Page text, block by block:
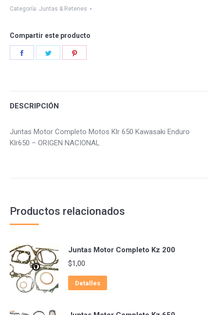
Categoría: Juntas & Retenes
Compartir este producto
DESCRIPCIÓN
Juntas Motor Completo Motos Klr 650 Kawasaki Enduro
Klr650 – ORIGEN NACIONAL
Productos relacionados
Juntas Motor Completo Kz 200
$1,00
Detalles